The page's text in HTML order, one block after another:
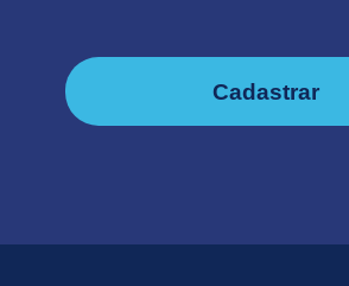
Cadastrar